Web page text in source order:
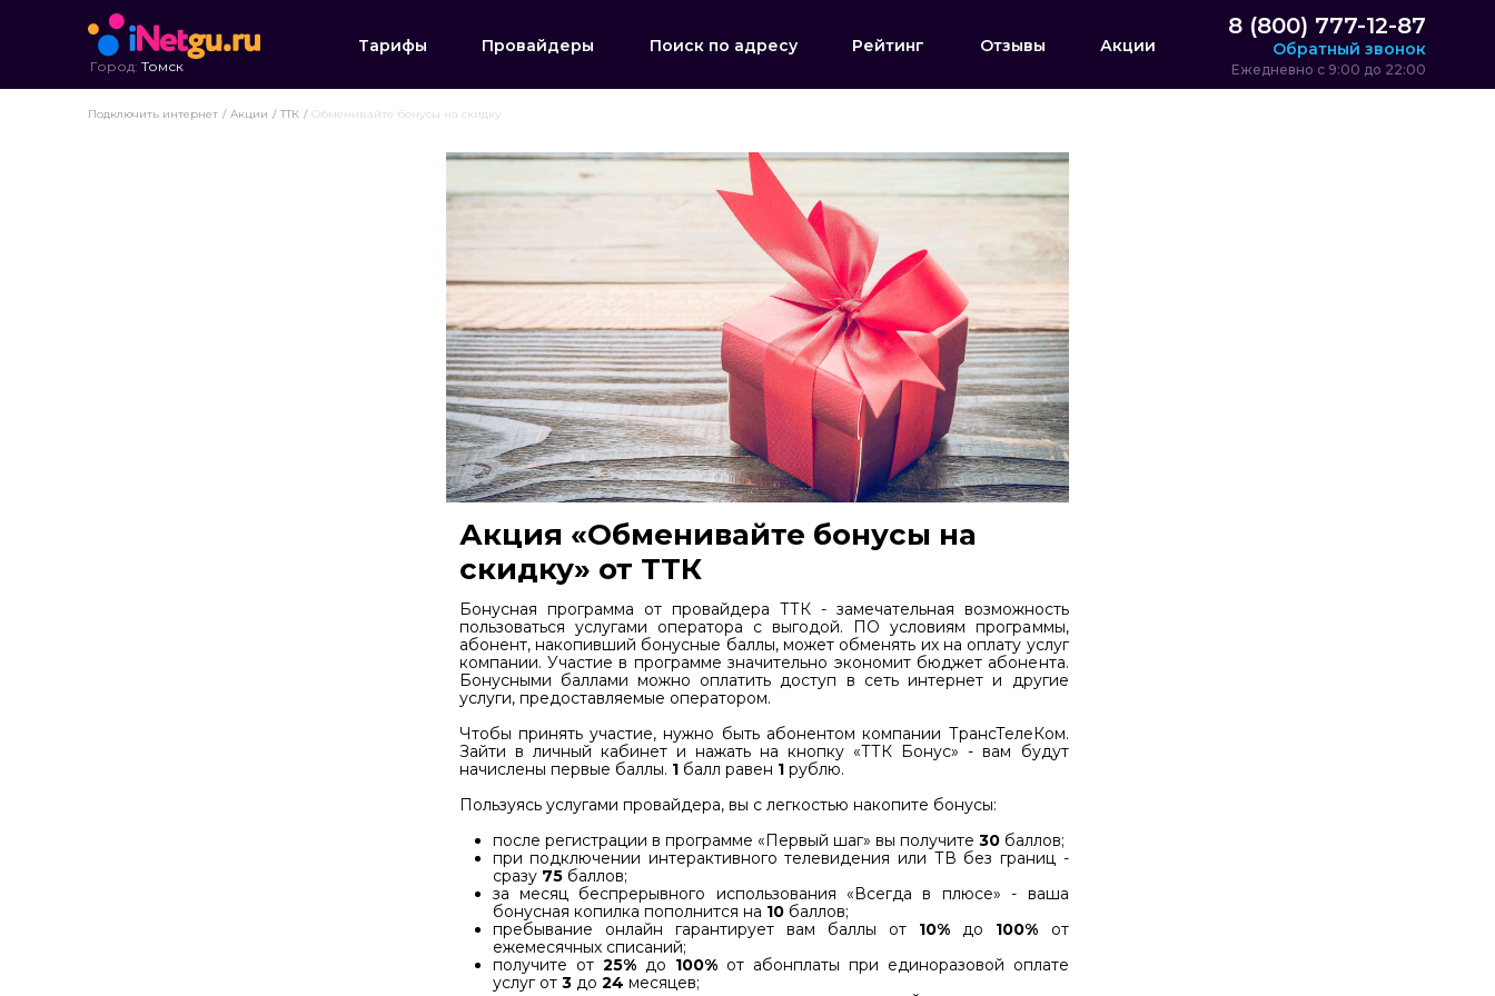
Город: Томск
Тарифы Провайдеры Поиск по адресу Рейтинг Отзывы Акции
8 (800) 777-12-87
Обратный звонок
Ежедневно с 9:00 до 22:00
Подключить интернет Акции ТТК Обменивайте бонусы на скидку
Акция «Обменивайте бонусы на
скидку» от ТТК
Бонусная программа от провайдера ТТК - замечательная возможность
пользоваться услугами оператора с выгодой. ПО условиям программы,
абонент, накопивший бонусные баллы, может обменять их на оплату услуг
компании. Участие в программе значительно экономит бюджет абонента.
Бонусными баллами можно оплатить доступ в сеть интернет и другие
услуги, предоставляемые оператором.
Чтобы принять участие, нужно быть абонентом компании ТрансТелеКом.
Зайти в личный кабинет и нажать на кнопку «ТТК Бонус» - вам будут
начислены первые баллы. 1балл равен 1 рублю.
Пользуясь услугами провайдера, вы с легкостью накопите бонусы:
после регистрации в программе «Первый шаг» вы получите 30баллов;
при подключении интерактивного телевидения или ТВ без границ -
сразу 75баллов;
за месяц беспрерывного использования «Всегда в плюсе» - ваша
бонусная копилка пополнится на 10баллов;
пребывание онлайн гарантирует вам баллы от 10% до 100% от
ежемесячных списаний;
получите от 25%до 100%от абонплаты при единоразовой оплате
услуг от 3до 24 месяцев;